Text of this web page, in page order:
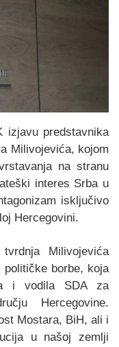
izjavu predstavnika
Milivojevića, kojom
na stranu
interes Srba u
isključivo
Hercegovini.
Milivojevića
političke borbe, koja
i vodila SDA za
Hercegovine.
Mostara, BiH, ali i
u našoj zemlji